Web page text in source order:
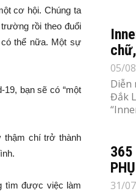
cơ hội. Chúng ta
rồi theo đuổi
thể nữa. Một sự
19, bạn sẽ có “một
thậm chí trở thành
tìm được việc làm
05/
Diễn
Đắk
365
31/